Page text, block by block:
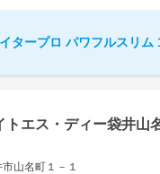
タープロ パワフルスリム
トエス・ディー袋井山
山名町１－１